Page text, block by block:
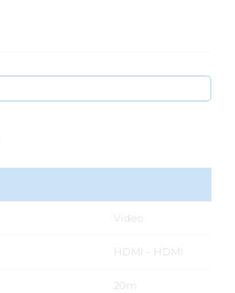
Video
HDMI – HDMI
20m